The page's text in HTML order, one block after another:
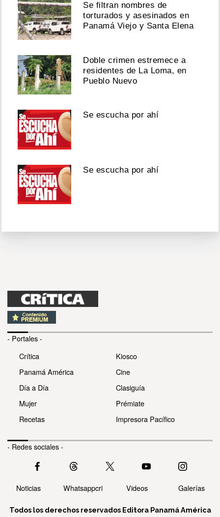
Se filtran nombres de
torturados y asesinados en
Panamá Viejo y Santa Elena
Doble crimen estremece a
residentes de La Loma, en
Pueblo Nuevo
Se escucha por ahí
Se escucha por ahí
- Portales -
Crítica
Panamá América
Día a Día
Mujer
Recetas
Kiosco
Cine
Clasiguía
Prémiate
Impresora Pacífico
- Redes sociales -
Noticias Whatsappcri Videos Galerías
Todos los derechos reservados Editora Panamá América